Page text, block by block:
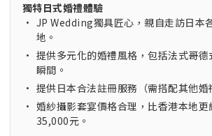
獨特日式婚禮體驗
• JP Wedding獨具匠心，親自走訪日本
地。
• 提供多元化的婚禮風格，包括法式哥
瞬間。
• 提供日本合法註冊服務（需搭配其他
• 婚紗攝影套宴價格合理，比香港本地
35,000元。